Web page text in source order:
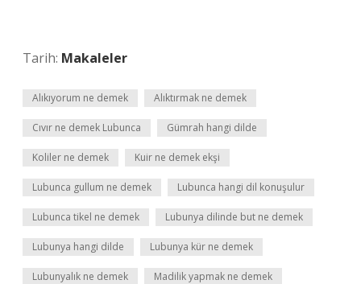
Tarih: Makaleler
Alıkıyorum ne demek Alıktırmak ne demek
Cıvır ne demek Lubunca Gümrah hangi dilde
Koliler ne demek Kuir ne demek ekşi
Lubunca gullum ne demek Lubunca hangi dil konuşulur
Lubunca tikel ne demek Lubunya dilinde but ne demek
Lubunya hangi dilde Lubunya kür ne demek
Lubunyalık ne demek Madilik yapmak ne demek